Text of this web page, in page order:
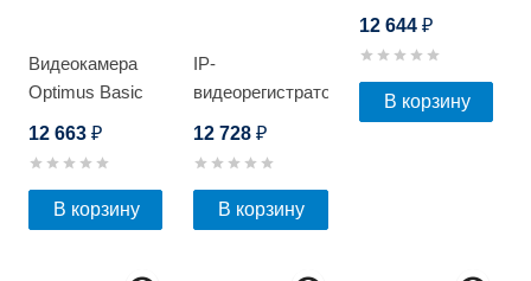
Видеокамера
Optimus Basic
12 663 ₽
В корзину
IP-
видеорегистратор
12 728₽
В корзину
12 644 ₽
В корзину